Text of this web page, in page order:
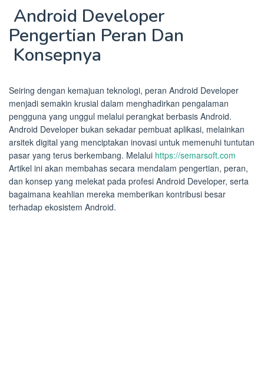
Android Developer
Pengertian Peran Dan
Konsepnya
Seiring dengan kemajuan teknologi, peran Android Developer
menjadi semakin krusial dalam menghadirkan pengalaman
pengguna yang unggul melalui perangkat berbasis Android.
Android Developer bukan sekadar pembuat aplikasi, melainkan
arsitek digital yang menciptakan inovasi untuk memenuhi tuntutan
pasar yang terus berkembang. Melalui https://semarsoft.com
Artikel ini akan membahas secara mendalam pengertian, peran,
dan konsep yang melekat pada profesi Android Developer, serta
bagaimana keahlian mereka memberikan kontribusi besar
terhadap ekosistem Android.